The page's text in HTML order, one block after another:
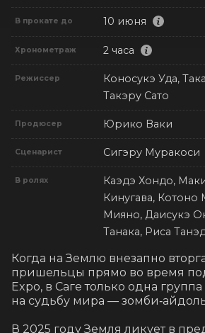
В прокате до 10 июня
Хронометраж 2 часа
Режиссер
Коносукэ Уда,
Такэру Сато
Продюсер Юрико Ваки
Сценарист Сигэру Муракоси
В ролях
Каэдэ Хондо,
Кинугава,
Мияно, Даисукэ
Танака, Риса
Когда на Землю внезапно
пришельцы прямо во время
Expo, в Саге только одна
на судьбу мира —
В 2025 году Земля ликует в